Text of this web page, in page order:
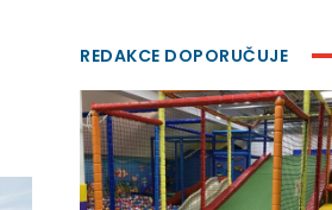
REDAKCE DOPORUČUJE